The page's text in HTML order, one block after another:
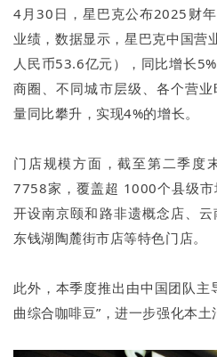
4月30日，星巴克公布2025财
业绩，数据显示，星巴克中国营
人民币53.6亿元），同比增长
商圈、不同城市层级、各个营
量同比攀升，实现4%的增长。
门店规模方面，截至第二季度
7758家，覆盖超 1000个县级
开设南京颐和路非遗概念店、
东钱湖陶麓街市店等特色门店。
此外，本季度推出由中国团队主
曲综合咖啡豆”，进一步强化本土